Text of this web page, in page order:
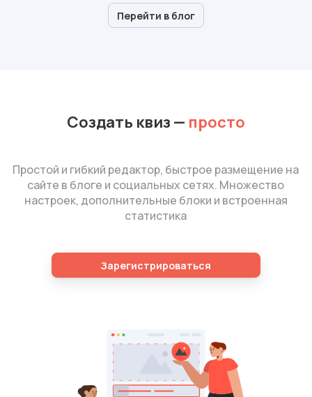
Перейти в блог
Создать квиз — просто
Простой и гибкий редактор, быстрое размещение на
сайте в блоге и социальных сетях. Множество
настроек, дополнительные блоки и встроенная
статистика
Зарегистрироваться